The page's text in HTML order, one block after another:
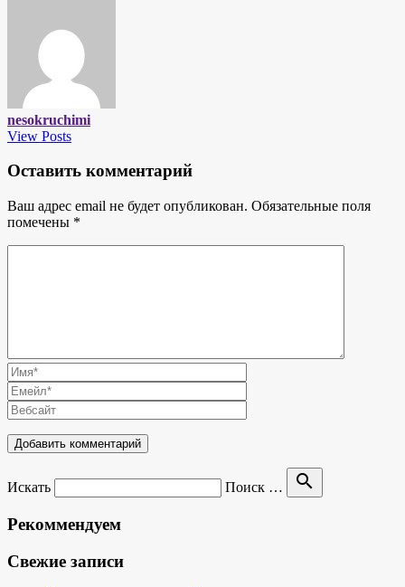
nesokruchimi
View Posts
Оставить комментарий
Ваш адрес email не будет опубликован. Обязательные поля
помечены *
Искать Поиск … search
Рекоммендуем
Свежие записи